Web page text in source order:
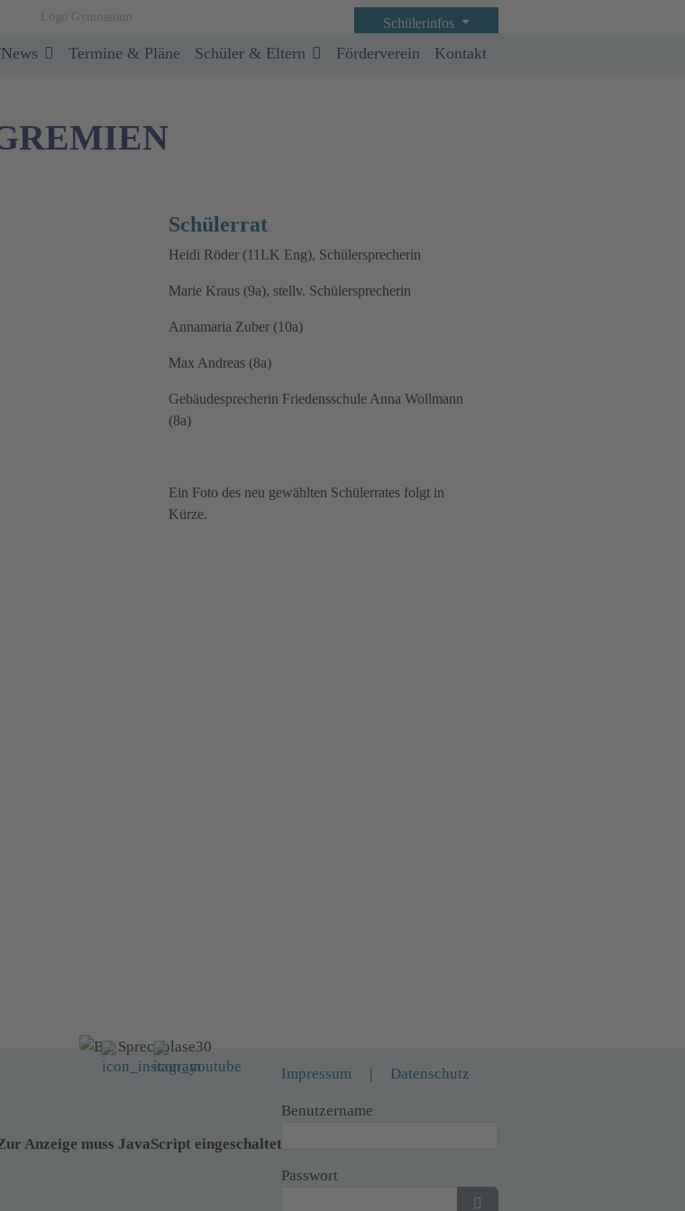
Schülerinfos
Termine & Pläne Schüler & Eltern Förderverein Kontakt
Schülerrat
Heidi Röder (11LK Eng), Schülersprecherin
Marie Kraus (9a), stellv. Schülersprecherin
Annamaria Zuber (10a)
Max Andreas (8a)
Gebäudesprecherin Friedensschule Anna Wollmann
(8a)
Ein Foto des neu gewählten Schülerrates folgt in
Kürze.
Anzeige muss JavaScript eingeschaltet sein.
Impressum | Datenschutz
Benutzername
Passwort